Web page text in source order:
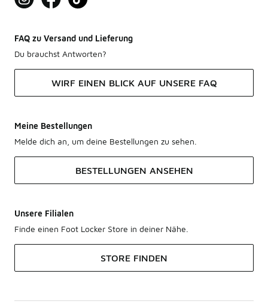
FAQ zu Versand und Lieferung
Du brauchst Antworten?
WIRF EINEN BLICK AUF UNSERE FAQ
Meine Bestellungen
Melde dich an, um deine Bestellungen zu sehen.
BESTELLUNGEN ANSEHEN
Unsere Filialen
Finde einen Foot Locker Store in deiner Nähe.
STORE FINDEN